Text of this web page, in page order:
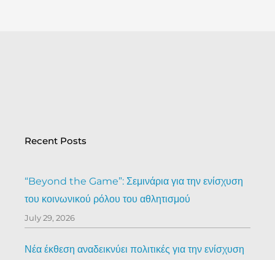
Recent Posts
“Beyond the Game”: Σεμινάρια για την ενίσχυση
του κοινωνικού ρόλου του αθλητισμού
July 29, 2026
Νέα έκθεση αναδεικνύει πολιτικές για την ενίσχυση